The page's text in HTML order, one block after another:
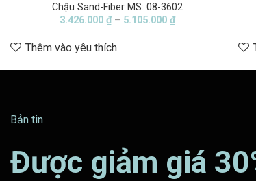
Chậu Sand-Fiber MS: 08-3602
3.426.000₫ – 5.105.000₫Khoảng
5.105.000 ₫
Thêm vào yêu thích
Bản tin
Được giảm giá